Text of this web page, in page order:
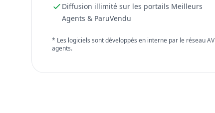
Diffusion illimité sur les portails Meilleurs
Agents & ParuVendu
* Les logiciels sont développés en interne par le réseau
agents.